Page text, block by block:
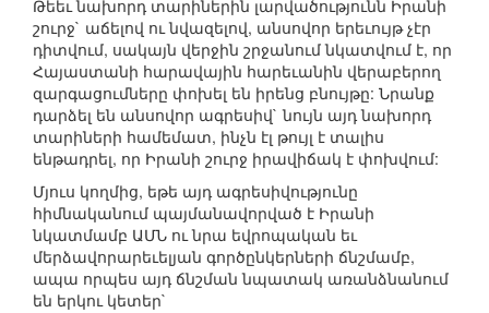
Թեեւ նախորդ տարիներին լարվածությունն Իրանի
շուրջ` աճելով ու նվազելով, անսովոր երեւույթ չէր
դիտվում, սակայն վերջին շրջանում նկատվում է, որ
Հայաստանի հարավային հարեւանին վերաբերող
զարգացումները փոխել են իրենց բնույթը: Նրանք
դարձել են անսովոր ագրեսիվ` նույն այդ նախորդ
տարիների համեմատ, ինչն էլ թույլ է տալիս
ենթադրել, որ Իրանի շուրջ իրավիճակ է փոխվում:
Մյուս կողմից, եթե այդ ագրեսիվությունը
հիմնականում պայմանավորված է Իրանի
նկատմամբ ԱՄՆ ու նրա եվրոպական եւ
մերձավորարեւելյան գործընկերների ճնշմամբ,
ապա որպես այդ ճնշման նպատակ առանձնանում
են երկու կետեր`